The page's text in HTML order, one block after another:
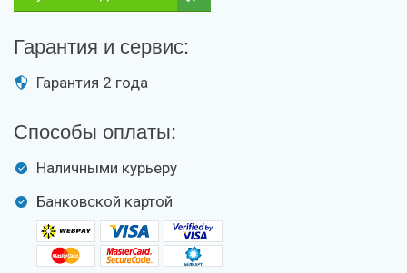
Гарантия и сервис:
Гарантия 2 года
Способы оплаты:
Наличными курьеру
Банковской картой